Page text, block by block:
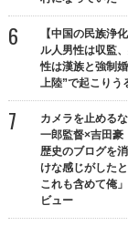
【中国の民族浄
ル人男性は収監
性は漢族と強制
上陸”で起こりう
カメラを止める
一郎監督×吉田豪
歴史のブログを
けな感じがしたと
これも含めて俺
ビュー